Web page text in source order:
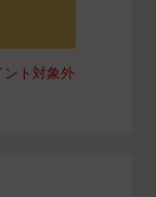
ト対象外